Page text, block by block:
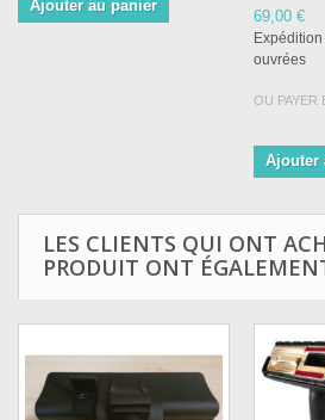
Ajouter au panier
69,00 €
ouvrées
OU PAYER
Ajouter
LES CLIENTS QUI ONT
PRODUIT ONT